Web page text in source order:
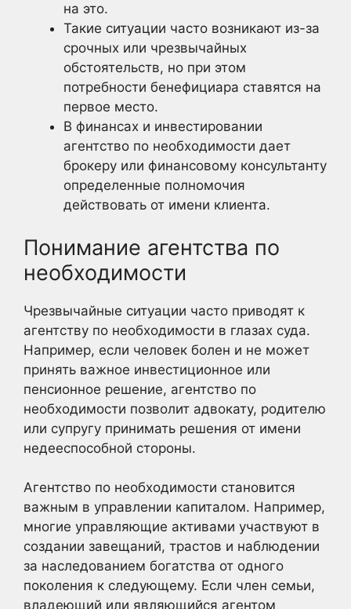
на это.
Такие ситуации часто возникают из-за
срочных или чрезвычайных
обстоятельств, но при этом
потребности бенефициара ставятся на
первое место.
В финансах и инвестировании
агентство по необходимости дает
брокеру или финансовому консультанту
определенные полномочия
действовать от имени клиента.
Понимание агентства по
необходимости
Чрезвычайные ситуации часто приводят к
агентству по необходимости в глазах суда.
Например, если человек болен и не может
принять важное инвестиционное или
пенсионное решение, агентство по
необходимости позволит адвокату, родителю
или супругу принимать решения от имени
недееспособной стороны.
Агентство по необходимости становится
важным в управлении капиталом. Например,
многие управляющие активами участвуют в
создании завещаний, трастов и наблюдении
за наследованием богатства от одного
поколения к следующему. Если член семьи,
владеющий или являющийся агентом